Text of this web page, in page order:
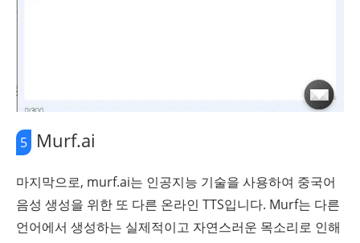
5 Murf.ai
마지막으로, murf.ai는 인공지능 기술을 사용하여 중국어
음성 생성을 위한 또 다른 온라인 TTS입니다. Murf는 다른
언어에서 생성하는 실제적이고 자연스러운 목소리로 인해